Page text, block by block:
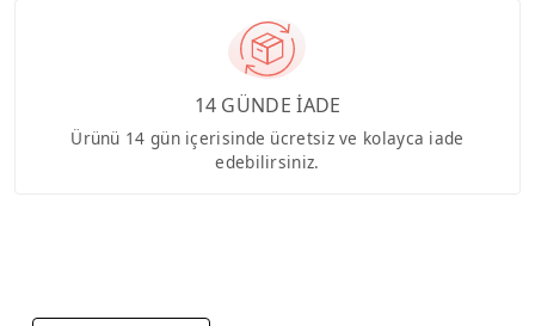
14 GÜNDE İADE
Ürünü 14 gün içerisinde ücretsiz ve kolayca iade
edebilirsiniz.